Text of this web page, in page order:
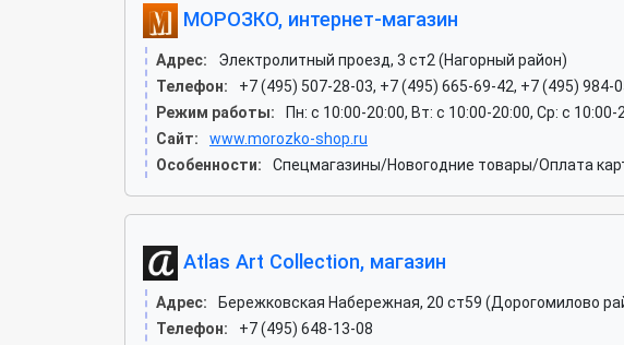
МОРОЗКО, интернет-магазин
Адрес:
Электролитный проезд, 3 ст2 (Нагорный район)
Телефон:
+7 (495) 507-28-03, +7 (495) 665-69-42, +7 (495) 984-
Режим работы:
Пн: c 10:00-20:00, Вт: c 10:00-20:00, Ср: c
Сайт:
www.morozko-shop.ru
Особенности:
Спецмагазины/Новогодние товары/Оплата
Atlas Art Collection, магазин
Адрес:
Бережковская Набережная, 20 ст59 (Дорогомилово
Телефон:
+7 (495) 648-13-08